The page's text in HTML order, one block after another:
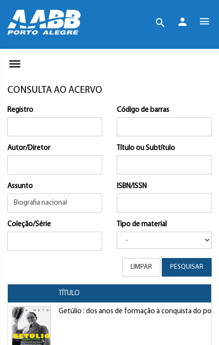
CONSULTA AO ACERVO
Registro Código de barras
Autor/Diretor Título ou Subtítulo
Assunto ISBN/ISSN
Coleção/Série Tipo de material
LIMPAR PESQUISAR
TÍTULO
Getúlio : dos anos de formação à conquista do